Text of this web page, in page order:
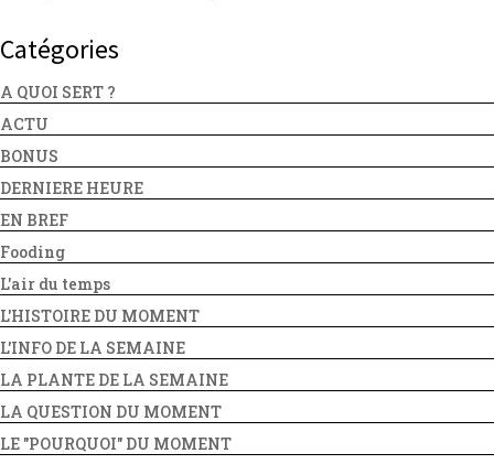
Catégories
A QUOI SERT ?
ACTU
BONUS
DERNIERE HEURE
EN BREF
Fooding
L'air du temps
L'HISTOIRE DU MOMENT
L'INFO DE LA SEMAINE
LA PLANTE DE LA SEMAINE
LA QUESTION DU MOMENT
LE "POURQUOI" DU MOMENT